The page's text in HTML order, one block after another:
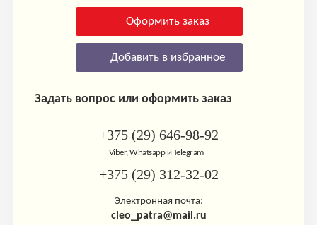
Оформить заказ
Добавить в избранное
Задать вопрос или оформить заказ
+375 (29) 646-98-92
Viber, Whatsapp и Telegram
+375 (29) 312-32-02
Электронная почта:
cleo_patra@mail.ru